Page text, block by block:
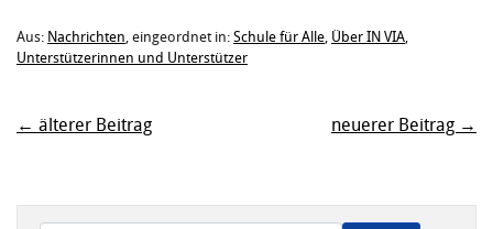
Aus: Nachrichten , eingeordnet in: Schule für Alle Über IN VIA
Unterstützerinnen und Unterstützer
neuerer Beitrag →
← älterer Beitrag